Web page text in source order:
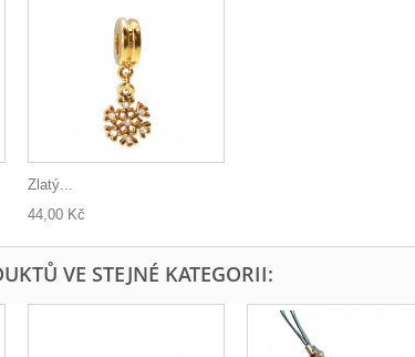
Zlatý...
44,00 Kč
VE STEJNÉ KATEGORII: